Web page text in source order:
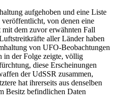
aufgehoben und eine Liste
von denen eine
dem zuvor erwähnten Fall
aller Länder haben
von UFO-Beobachtungen
in der Folge zeigte, völlig
diese Erscheinungen
der UdSSR zusammen,
hat ihrerseits aus denselben
Besitz befindlichen Daten